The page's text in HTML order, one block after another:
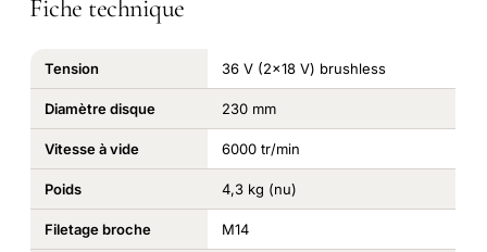
Fiche technique
Tension 36 V (2x18 V) brushless
Diamètre disque 230 mm
Vitesse à vide 6000 tr/min
Poids 4,3 kg (nu)
Filetage broche M14